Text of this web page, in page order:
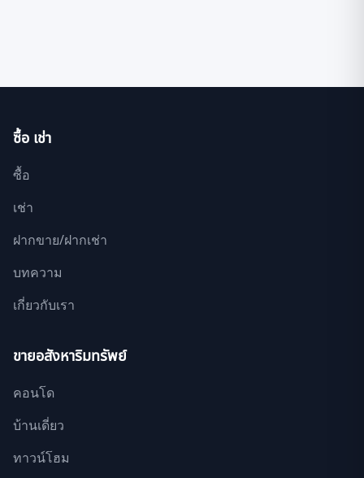
ซื้อ เช่า
ซื้อ
เช่า
ฝากขาย/ฝากเช่า
บทความ
เกี่ยวกับเรา
ขายอสังหาริมทรัพย์
คอนโด
บ้านเดี่ยว
ทาวน์โฮม